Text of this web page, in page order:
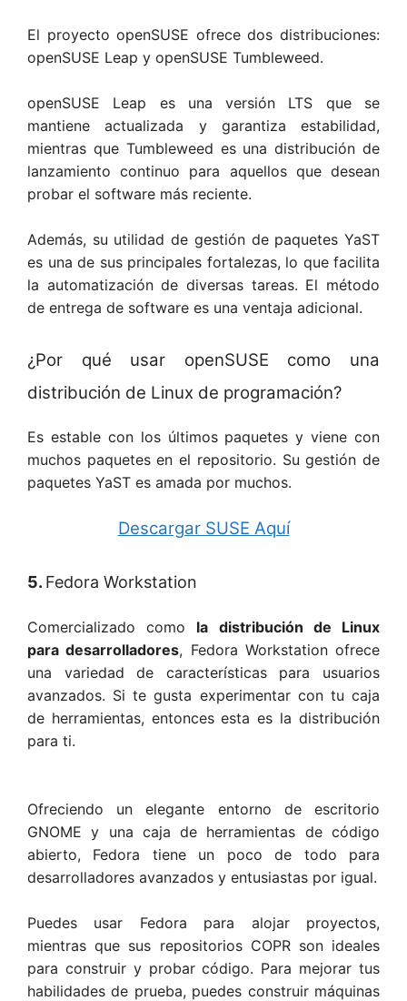
El proyecto openSUSE ofrece dos distribuciones:
openSUSE Leap y openSUSE Tumbleweed.
openSUSE Leap es una versión LTS que se
mantiene actualizada y garantiza estabilidad,
mientras que Tumbleweed es una distribución de
lanzamiento continuo para aquellos que desean
probar el software más reciente.
Además, su utilidad de gestión de paquetes YaST
es una de sus principales fortalezas, lo que facilita
la automatización de diversas tareas. El método
de entrega de software es una ventaja adicional.
¿Por qué usar openSUSE como una
distribución de Linux de programación?
Es estable con los últimos paquetes y viene con
muchos paquetes en el repositorio. Su gestión de
paquetes YaST es amada por muchos.
Descargar SUSE Aquí
5. Fedora Workstation
Comercializado como la distribución de Linux
para desarrolladores, Fedora Workstation ofrece
una variedad de características para usuarios
avanzados. Si te gusta experimentar con tu caja
de herramientas, entonces esta es la distribución
para ti.
Ofreciendo un elegante entorno de escritorio
GNOME y una caja de herramientas de código
abierto, Fedora tiene un poco de todo para
desarrolladores avanzados y entusiastas por igual.
Puedes usar Fedora para alojar proyectos,
mientras que sus repositorios COPR son ideales
para construir y probar código. Para mejorar tus
habilidades de prueba, puedes construir máquinas